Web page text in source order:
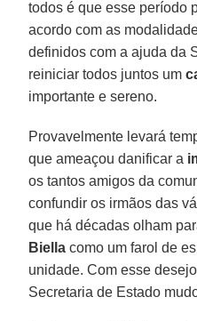
todos é que esse período
acordo com as
definidos com a ajuda da
reiniciar todos juntos um
importante e sereno.
Provavelmente levará
que ameaçou danificar a
os tantos amigos da
confundir os irmãos das
que há décadas olham
Biella como um farol de
unidade. Com esse
Secretaria de Estado